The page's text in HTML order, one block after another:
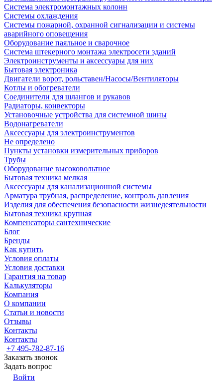
Система электромонтажных колонн
Системы охлаждения
Системы пожарной, охранной сигнализации и системы
аварийного оповещения
Оборудование паяльное и сварочное
Система штекерного монтажа электросети зданий
Электроинструменты и аксессуары для них
Бытовая электроника
Двигатели ворот, рольставен/Насосы/Вентиляторы
Котлы и обогреватели
Соединители для шлангов и рукавов
Радиаторы, конвекторы
Установочные устройства для системной шины
Водонагреватели
Аксессуары для электроинструментов
Не определено
Пункты установки измерительных приборов
Трубы
Оборудование высоковольтное
Бытовая техника мелкая
Аксессуары для канализационной системы
Арматура трубная, распределение, контроль давления
Изделия для обеспечения безопасности жизнедеятельности
Бытовая техника крупная
Компенсаторы сантехнические
Блог
Бренды
Как купить
Условия оплаты
Условия доставки
Гарантия на товар
Калькуляторы
Компания
О компании
Статьи и новости
Отзывы
Контакты
Контакты
+7 495-782-87-16
Заказать звонок
Задать вопрос
Войти